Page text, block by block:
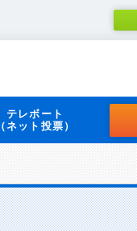
テレボート
（ネット投票）